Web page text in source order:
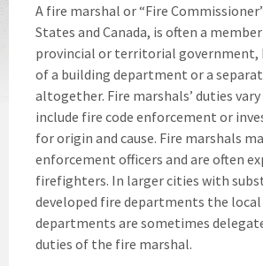
A fire marshal or “Fire
States and Canada, is often a
provincial or territorial government,
of a building department or a
altogether. Fire marshals’ duties
include fire code enforcement or
for origin and cause. Fire marshals
enforcement officers and are often
firefighters. In larger cities with
developed fire departments the
departments are sometimes
duties of the fire marshal.